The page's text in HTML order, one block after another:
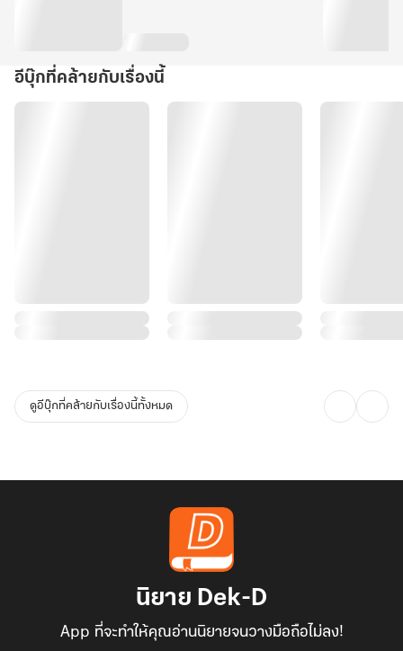
อีบุ๊กที่คล้ายกับเรื่องนี้
ดูอีบุ๊กที่คล้ายกับเรื่องนี้ทั้งหมด
นิยาย Dek-D
App ที่จะทำให้คุณอ่านนิยายจนวางมือถือไม่ลง!